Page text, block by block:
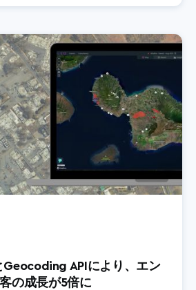
Geocoding APIにより、エン
の成長が5倍に